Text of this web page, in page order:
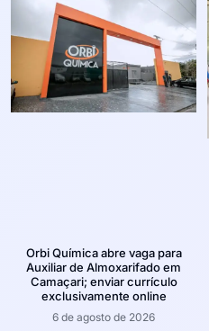
Orbi Química abre vaga para
Auxiliar de Almoxarifado em
Camaçari; enviar currículo
exclusivamente online
6 de agosto de 2026